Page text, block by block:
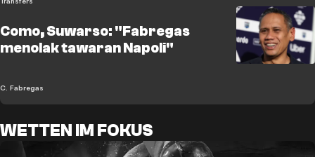
Como, Suwarso: "Fabregas
menolak tawaran Napoli"
C. Fabregas
WETTEN IM FOKUS